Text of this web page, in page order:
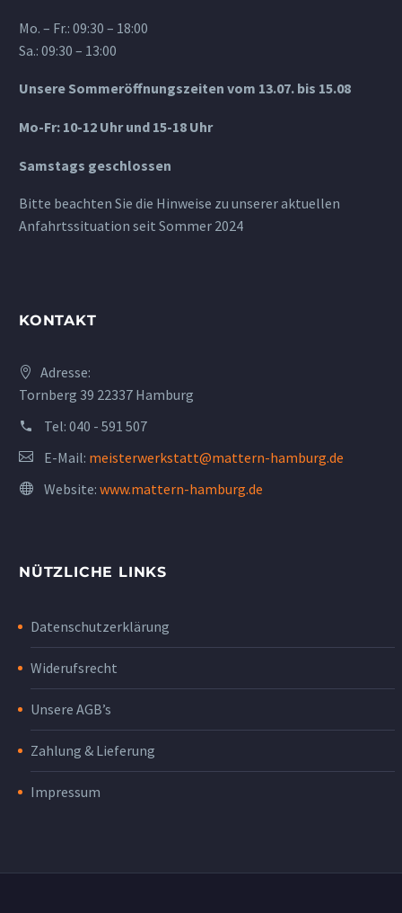
Mo. – Fr.: 09:30 – 18:00
Sa.: 09:30 – 13:00
Unsere Sommeröffnungszeiten vom 13.07. bis 15.08
Mo-Fr: 10-12 Uhr und 15-18 Uhr
Samstags geschlossen
Bitte beachten Sie die Hinweise zu unserer aktuellen
Anfahrtssituation seit Sommer 2024
KONTAKT
Adresse:
Tornberg 39 22337 Hamburg
Tel: 040 - 591 507
E-Mail: meisterwerkstatt@mattern-hamburg.de
Website: www.mattern-hamburg.de
NÜTZLICHE LINKS
Datenschutzerklärung
Widerufsrecht
Unsere AGB’s
Zahlung & Lieferung
Impressum